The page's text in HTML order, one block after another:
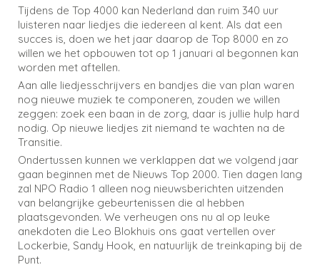
Tijdens de Top 4000 kan Nederland dan ruim 340 uur
luisteren naar liedjes die iedereen al kent. Als dat een
succes is, doen we het jaar daarop de Top 8000 en zo
willen we het opbouwen tot op 1 januari al begonnen kan
worden met aftellen.
Aan alle liedjesschrijvers en bandjes die van plan waren
nog nieuwe muziek te componeren, zouden we willen
zeggen: zoek een baan in de zorg, daar is jullie hulp hard
nodig. Op nieuwe liedjes zit niemand te wachten na de
Transitie.
Ondertussen kunnen we verklappen dat we volgend jaar
gaan beginnen met de Nieuws Top 2000. Tien dagen lang
zal NPO Radio 1 alleen nog nieuwsberichten uitzenden
van belangrijke gebeurtenissen die al hebben
plaatsgevonden. We verheugen ons nu al op leuke
anekdoten die Leo Blokhuis ons gaat vertellen over
Lockerbie, Sandy Hook, en natuurlijk de treinkaping bij de
Punt.